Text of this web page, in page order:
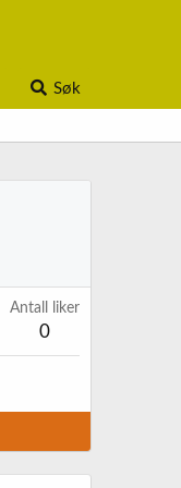
Søk
Antall liker
0